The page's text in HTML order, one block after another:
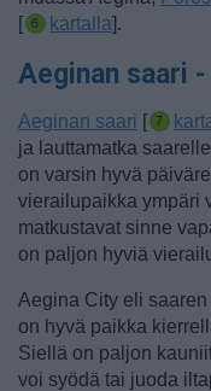
[
kartalla].
Aeginan saari
Aeginan saari [
ja lauttamatka
on varsin hyvä
vierailupaikka ympäri
matkustavat sinne
on paljon hyviä
Aegina City eli
on hyvä paikka
Siellä on paljon
voi syödä tai juoda